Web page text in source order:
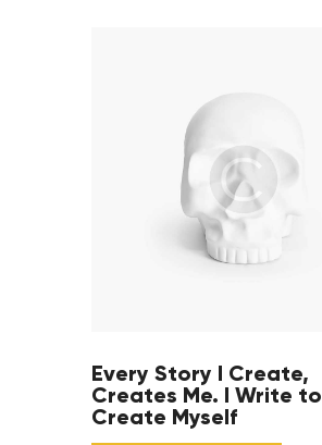
Every Story I Create,
Creates Me. I Write to
Create Myself